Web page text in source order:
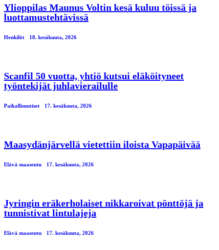
Ylioppilas Maunus Voltin kesä kuluu töissä ja
luottamustehtävissä
Henkilöt 18. kesäkuuta, 2026
Scanfil 50 vuotta, yhtiö kutsui eläköityneet
työntekijät juhlavierailulle
Paikallisuutiset 17. kesäkuuta, 2026
Maasydänjärvellä vietettiin iloista Vapapäivää
Elävä maaseutu 17. kesäkuuta, 2026
Jyringin eräkerholaiset nikkaroivat pönttöjä ja
tunnistivat lintulajeja
Elävä maaseutu 17. kesäkuuta, 2026